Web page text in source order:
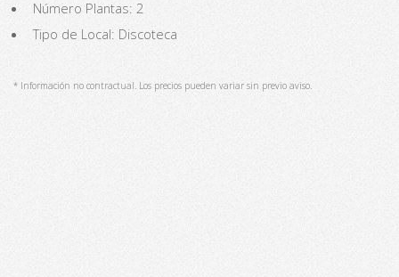
Número Plantas: 2
Tipo de Local: Discoteca
* Información no contractual. Los precios pueden variar sin previo aviso.